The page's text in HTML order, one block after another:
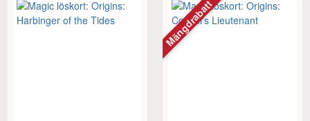
Mängdrabatt